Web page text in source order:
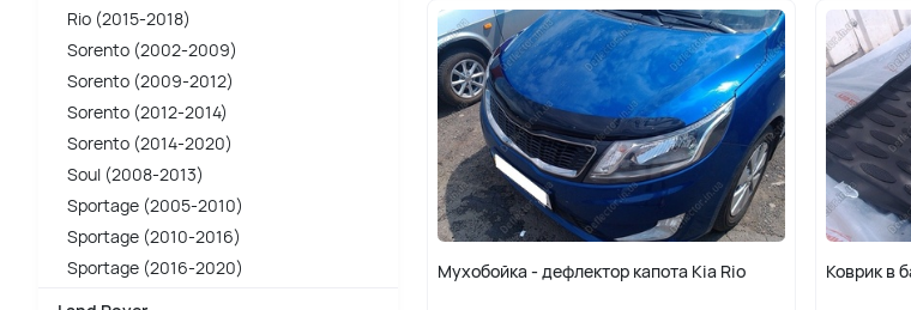
Rio (2015-2018)
Sorento (2002-2009)
Sorento (2009-2012)
Sorento (2012-2014)
Sorento (2014-2020)
Soul (2008-2013)
Sportage (2005-2010)
Sportage (2010-2016)
Sportage (2016-2020)
Мухобойка - дефлектор капота Kia Rio Коврик в